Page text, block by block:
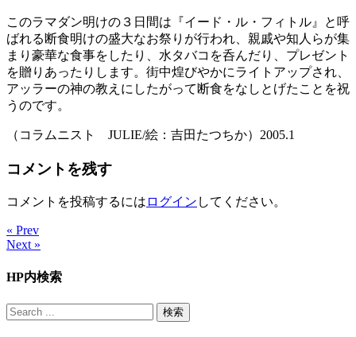
このラマダン明けの３日間は『イード・ル・フィトル』と呼
ばれる断食明けの盛大なお祭りが行われ、親戚や知人らが集
まり豪華な食事をしたり、水タバコを呑んだり、プレゼント
を贈りあったりします。街中煌びやかにライトアップされ、
アッラーの神の教えにしたがって断食をなしとげたことを祝
うのです。
（コラムニスト JULIE/絵：吉田たつちか）2005.1
コメントを残す
コメントを投稿するには ログイン してください。
« Prev
Next »
HP内検索